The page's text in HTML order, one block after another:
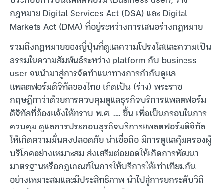
กฎหมาย Digital Services Act (DSA) และ Digital
Markets Act (DMA) ที่อยู่ระหว่างการเสนอร่างกฎหมาย
รวมถึงกฎหมายของญี่ปุ่นที่ดูแลความโปรงใสและความเป็น
ธรรมในความสัมพันธ์ระหว่าง platform กับ business
user จนนำมาสู่การจัดทำแนวทางการกำกับดูแล
แพลตฟอร์มดิจิทัลของไทย เกิดเป็น (ร่าง) พระราช
กฤษฎีกาว่าด้วยการควบคุมดูแลธุรกิจบริการแพลตฟอร์ม
ดิจิทัลที่ต้องแจ้งให้ทราบ พ.ศ. .… ขึ้น เพื่อเป็นกรอบในการ
ควบคุม ดูแลการประกอบธุรกิจบริการแพลตฟอร์มดิจิทัล
ให้เกิดความมั่นคงปลอดภัย น่าเชื่อถือ มีการดูแลคุ้มครองผู้
บริโภคอย่างเหมาะสม ส่งเสริมต่อยอดให้เกิดการพัฒนา
มาตรฐานหรือกฎเกณฑ์ในการให้บริการให้เท่าเทียมกัน
อย่างเหมาะสมและมีประสิทธิภาพ นำไปสู่การยกระดับวิถี